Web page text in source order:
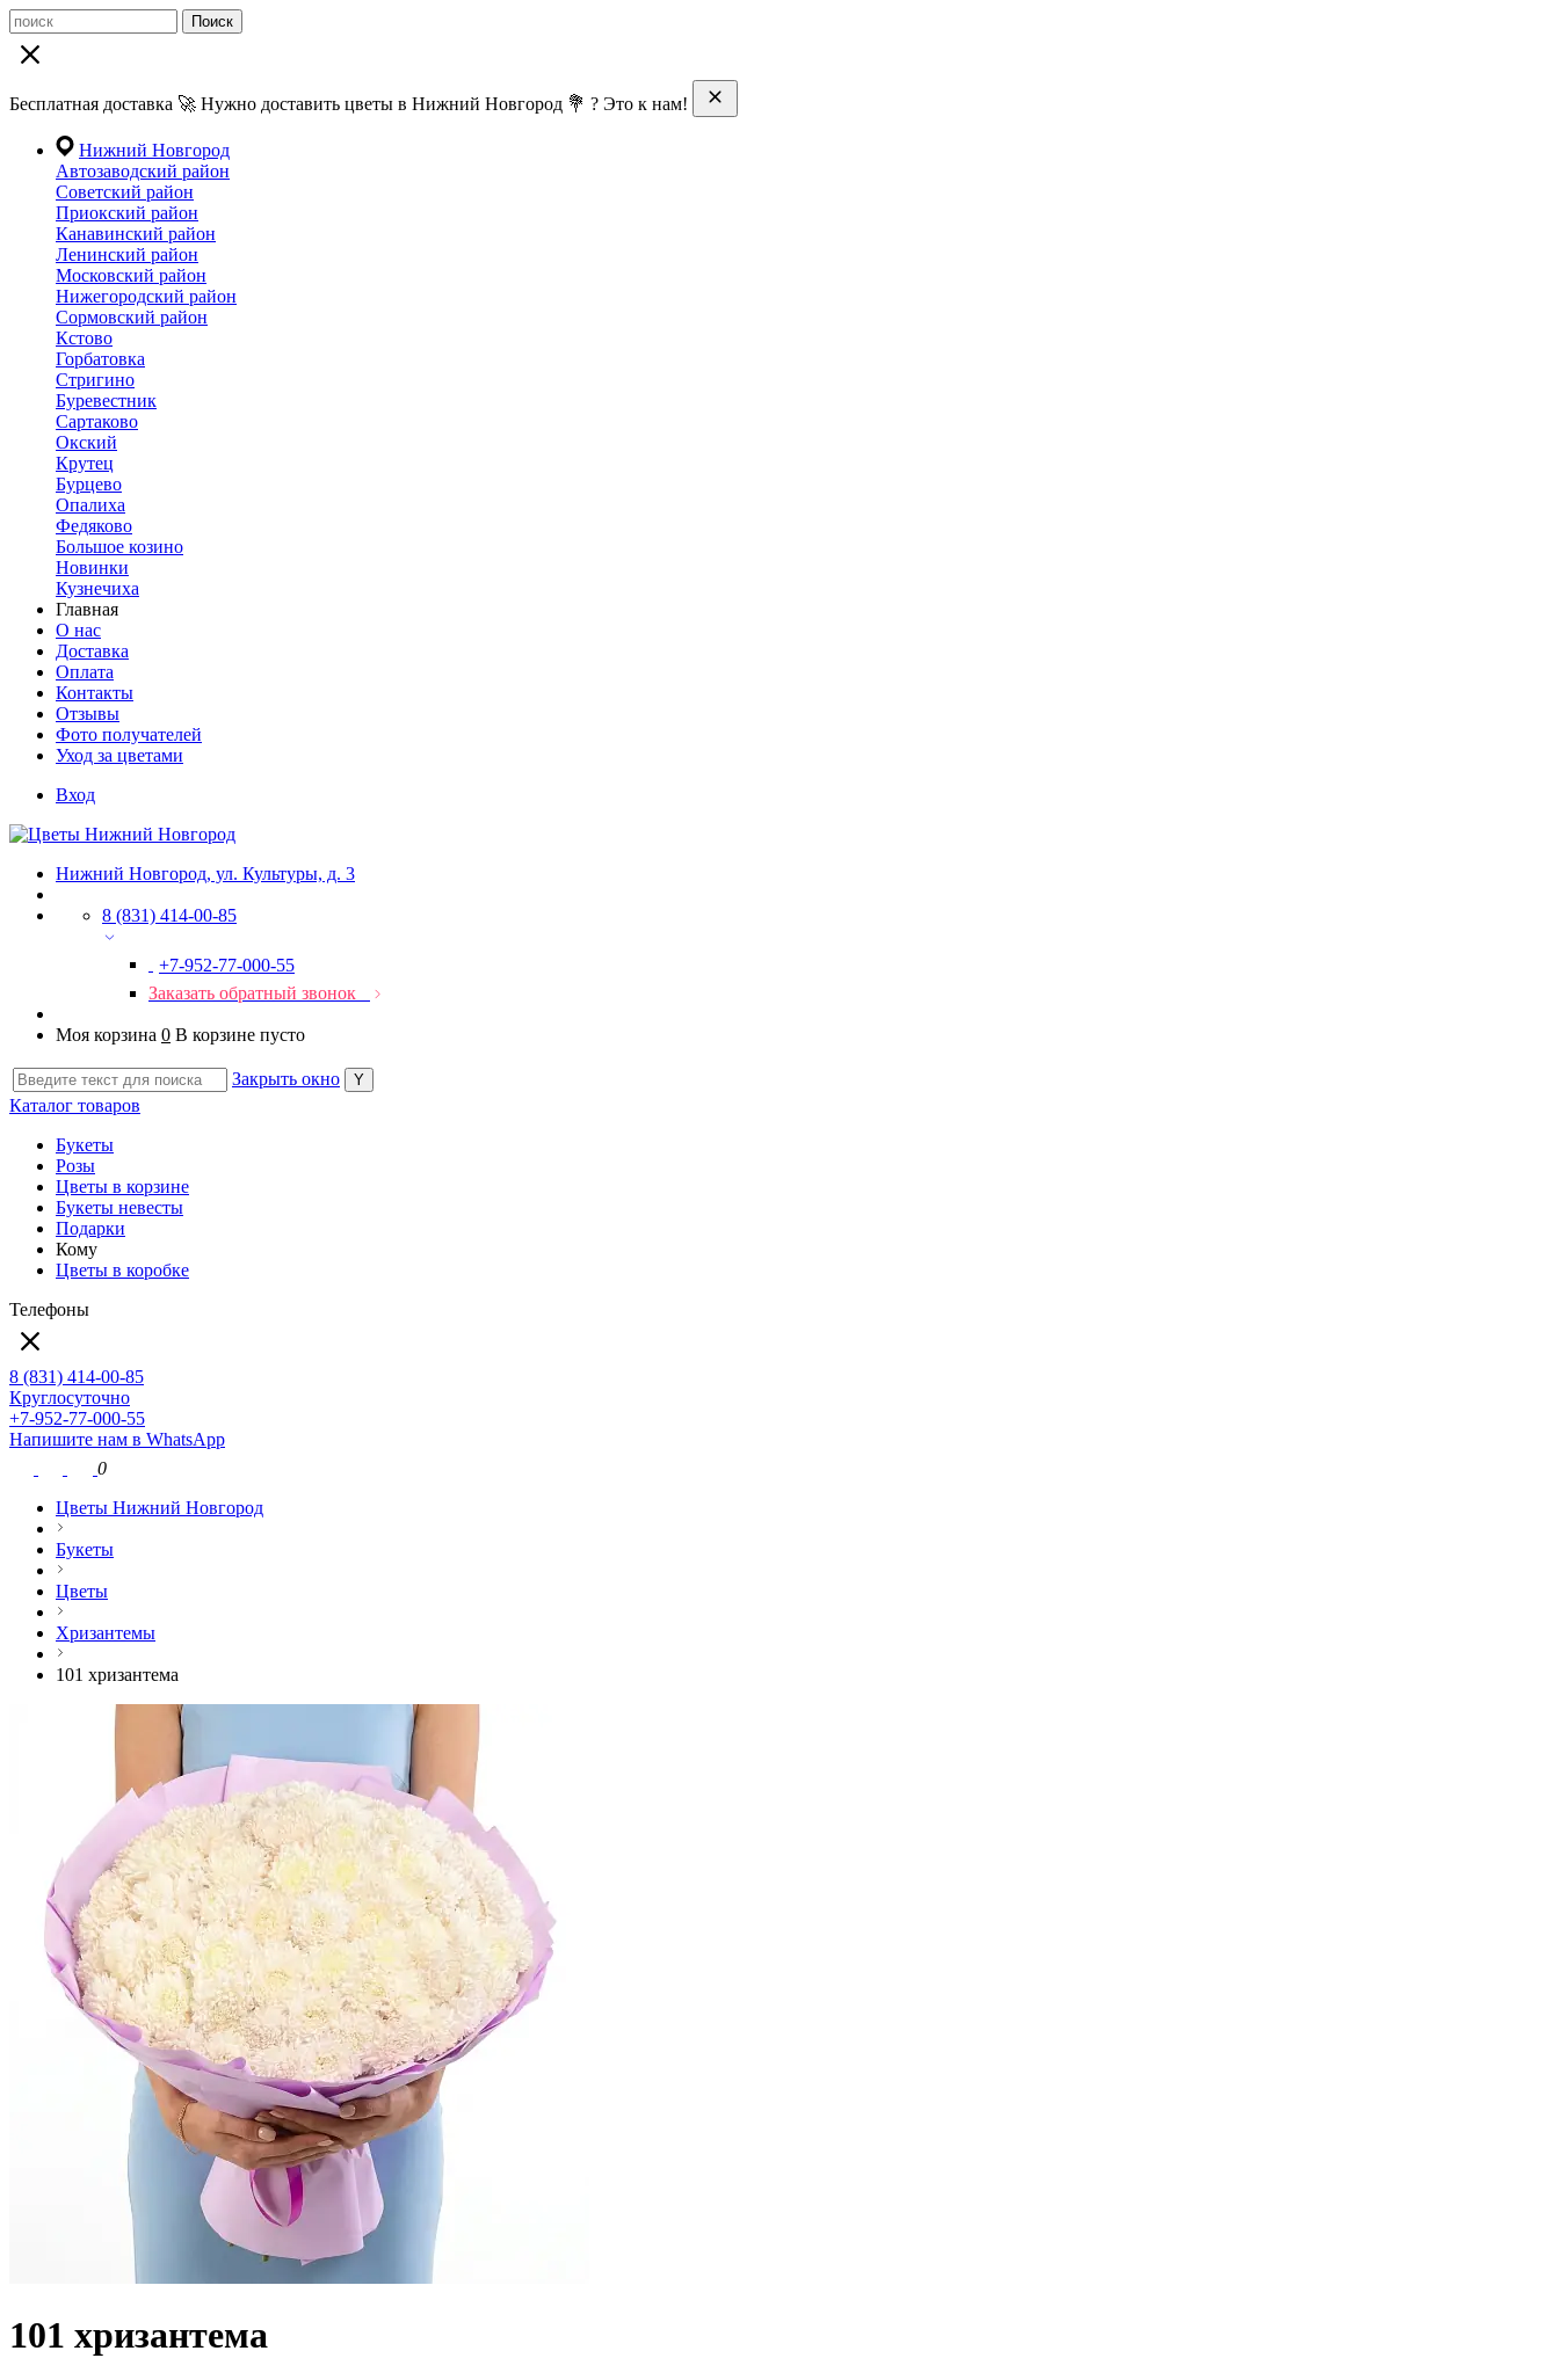
Поиск
Бесплатная доставка 🚀 Нужно доставить цветы в Нижний Новгород 💐 ? Это к нам!
Нижний Новгород
Автозаводский район
Советский район
Приокский район
Канавинский район
Ленинский район
Московский район
Нижегородский район
Сормовский район
Кстово
Горбатовка
Стригино
Буревестник
Сартаково
Окский
Крутец
Бурцево
Опалиха
Федяково
Большое козино
Новинки
Кузнечиха
Главная
О нас
Доставка
Оплата
Контакты
Отзывы
Фото получателей
Уход за цветами
Вход
Нижний Новгород, ул. Культуры, д. 3
8 (831) 414-00-85
+7-952-77-000-55
Заказать обратный звонок
Моя корзина 0 В корзине пусто
Закрыть окно
Каталог товаров
Букеты
Розы
Цветы в корзине
Букеты невесты
Подарки
Кому
Цветы в коробке
Телефоны
8 (831) 414-00-85
Круглосуточно
+7-952-77-000-55
Напишите нам в WhatsApp
0
Цветы Нижний Новгород
Букеты
Цветы
Хризантемы
101 хризантема
101 хризантема